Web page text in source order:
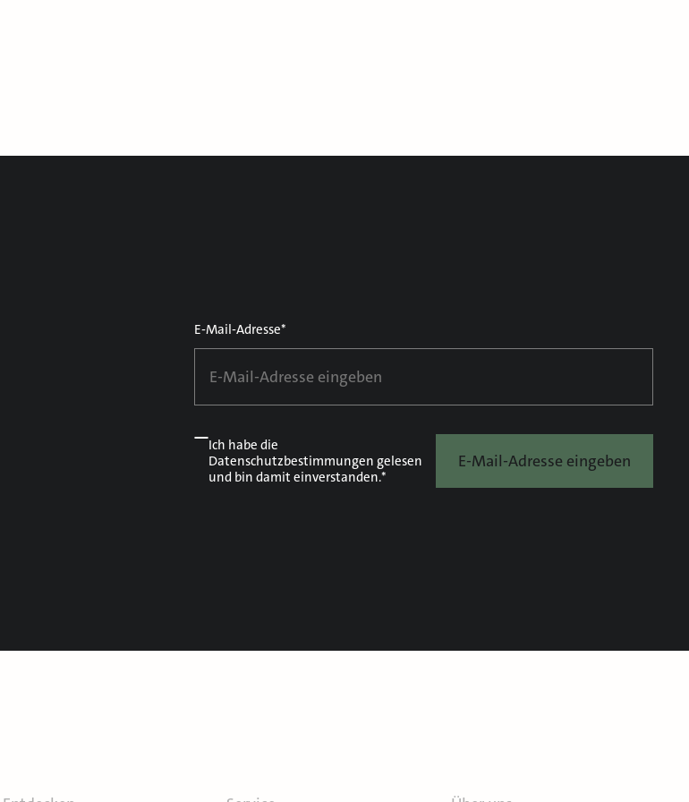
E-Mail-Adresse*
Ich habe die
Datenschutzbestimmungen gelesen
und bin damit einverstanden.*
E-Mail-Adresse eingeben